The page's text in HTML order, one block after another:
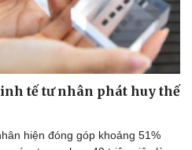
tế tư nhân phát huy thế
hiện đóng góp khoảng 51%